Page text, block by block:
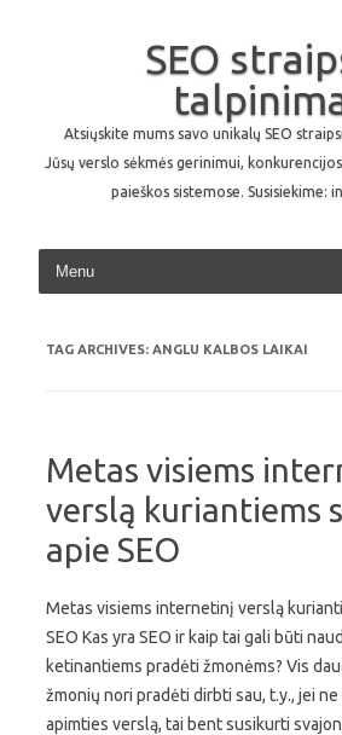
SEO
Atsiųskite mums savo unikalų SEO
Jūsų verslo sėkmės gerinimui,
paieškos sistemose. Susisiekime:
Skip to
TAG ARCHIVES: ANGLU KALBOS LAIKAI
Metas visiems
verslą kuriantiems
apie SEO
Metas visiems internetinį verslą
SEO Kas yra SEO ir kaip tai gali būti
ketinantiems pradėti žmonėms? Vis
žmonių nori pradėti dirbti sau, t.y., jei
apimties verslą, tai bent susikurti